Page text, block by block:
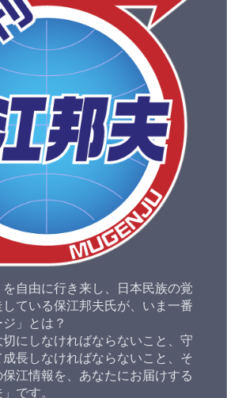
を自由に行き来し、日本民族の覚
ている保江邦夫氏が、いま一番
」とは？
にしなければならないこと、守
長しなければならないこと、そ
江情報を、あなたにお届けする
です。